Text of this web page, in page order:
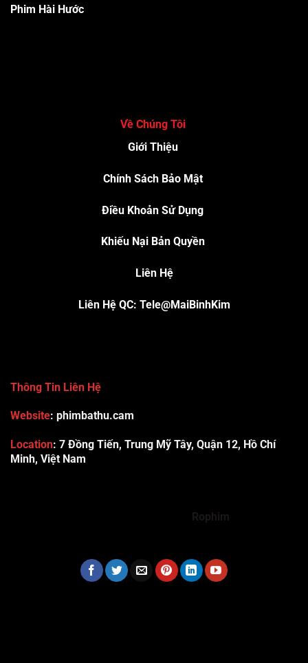
Phim Hài Hước
Về Chúng Tôi
Giới Thiệu
Chính Sách Bảo Mật
Điều Khoản Sử Dụng
Khiếu Nại Bản Quyền
Liên Hệ
Liên Hệ QC: Tele@MaiBinhKim
Thông Tin Liên Hệ
Website: phimbathu.cam
Location: 7 Đồng Tiến, Trung Mỹ Tây, Quận 12, Hồ Chí
Minh, Việt Nam
Rophim